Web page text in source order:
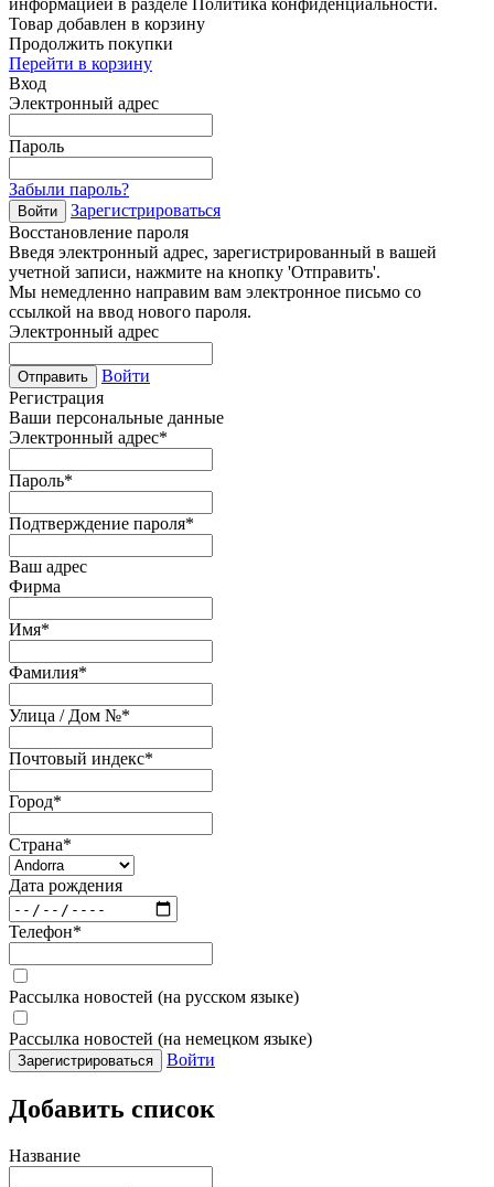
информацией в разделе Политика конфиденциальности.
Товар добавлен в корзину
Продолжить покупки
Перейти в корзину
Вход
Электронный адрес
Пароль
Забыли пароль?
Войти
Зарегистрироваться
Восстановление пароля
Введя электронный адрес, зарегистрированный в вашей
учетной записи, нажмите на кнопку 'Отправить'.
Мы немедленно направим вам электронное письмо со
ссылкой на ввод нового пароля.
Электронный адрес
Отправить
Войти
Регистрация
Ваши персональные данные
Электронный адрес*
Пароль*
Подтверждение пароля*
Ваш адрес
Фирма
Имя*
Фамилия*
Улица / Дом №*
Почтовый индекс*
Город*
Страна*
Дата рождения
Телефон*
Рассылка новостей (на русском языке)
Рассылка новостей (на немецком языке)
Зарегистрироваться Войти
Добавить список
Название